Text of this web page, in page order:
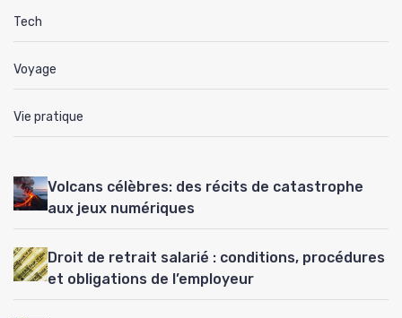
Tech
Voyage
Vie pratique
Volcans célèbres: des récits de catastrophe
aux jeux numériques
Droit de retrait salarié : conditions, procédures
et obligations de l’employeur